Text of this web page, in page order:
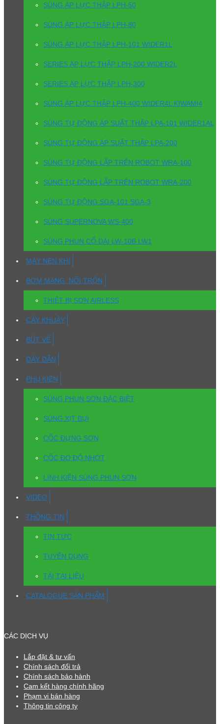
SÚNG ÁP LỰC THẤP LPH-50
SÚNG ÁP LỰC THẤP LPH-80
SÚNG ÁP LỰC THẤP LPH-101 WIDER1L
SERIES ÁP LỰC THẤP LPH-200 WIDER2L
SERIES ÁP LỰC THẤP LPH-300
SÚNG ÁP LỰC THẤP LPH-400 WIDER4L KIWAMI4
SÚNG TỰ ĐỘNG ÁP SUẤT THẤP LPA-101 WIDER1AL
SÚNG TỰ ĐỘNG ÁP SUẤT THẤP LPA-200
SÚNG TỰ ĐỘNG LẮP TRÊN ROBOT WRA-100
SÚNG TỰ ĐỘNG LẮP TRÊN ROBOT WRA-200
SÚNG TỰ ĐỘNG SGA-101 SGA-3
SÚNG SUPERNOVA WS-400
SÚNG PHUN CỔ DÀI LW-10B LW1
MÁY NÉN KHÍ
BƠM MÀNG, NỒI TRỘN
THIẾT BỊ SƠN AIRLESS
CÂY KHUẤY
BÚT VẼ
DÂY DẪN
PHỤ KIỆN
SÚNG PHUN SƠN ĐẶC BIỆT
SÚNG XỊT BỤI
CỐC ĐỰNG SƠN
CỐC ĐO ĐỘ NHỚT
LINH KIỆN SÚNG PHUN SƠN
VIDEO
THÔNG TIN
TIN TỨC
TUYỂN DỤNG
TẢI TÀI LIỆU
CATALOGUE SẢN PHẨM
CÁC DỊCH VỤ
Lắp đặt & tư vấn
Chính sách đổi trả
Chính sách bảo hành
Cam kết hàng chính hãng
Phạm vi bán hàng
Thông tin công ty